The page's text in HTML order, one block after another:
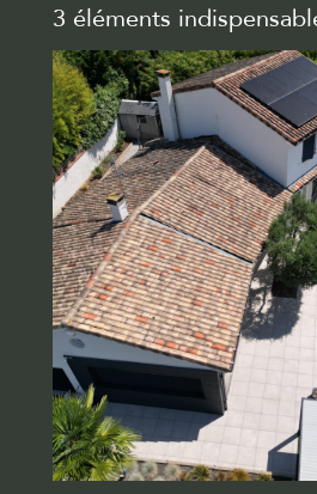
3 éléments